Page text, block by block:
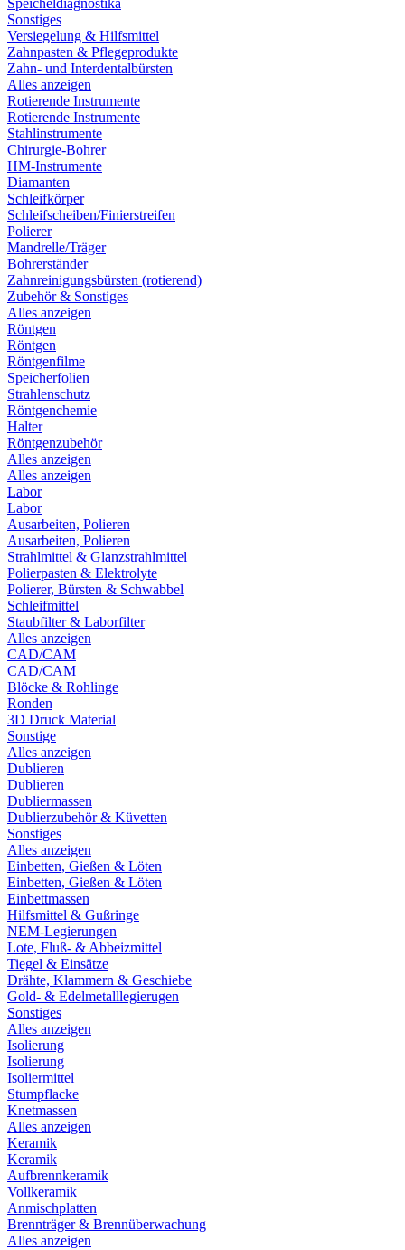
Speicheldiagnostika
Sonstiges
Versiegelung & Hilfsmittel
Zahnpasten & Pflegeprodukte
Zahn- und Interdentalbürsten
Alles anzeigen
Rotierende Instrumente
Rotierende Instrumente
Stahlinstrumente
Chirurgie-Bohrer
HM-Instrumente
Diamanten
Schleifkörper
Schleifscheiben/Finierstreifen
Polierer
Mandrelle/Träger
Bohrerständer
Zahnreinigungsbürsten (rotierend)
Zubehör & Sonstiges
Alles anzeigen
Röntgen
Röntgen
Röntgenfilme
Speicherfolien
Strahlenschutz
Röntgenchemie
Halter
Röntgenzubehör
Alles anzeigen
Alles anzeigen
Labor
Labor
Ausarbeiten, Polieren
Ausarbeiten, Polieren
Strahlmittel & Glanzstrahlmittel
Polierpasten & Elektrolyte
Polierer, Bürsten & Schwabbel
Schleifmittel
Staubfilter & Laborfilter
Alles anzeigen
CAD/CAM
CAD/CAM
Blöcke & Rohlinge
Ronden
3D Druck Material
Sonstige
Alles anzeigen
Dublieren
Dublieren
Dubliermassen
Dublierzubehör & Küvetten
Sonstiges
Alles anzeigen
Einbetten, Gießen & Löten
Einbetten, Gießen & Löten
Einbettmassen
Hilfsmittel & Gußringe
NEM-Legierungen
Lote, Fluß- & Abbeizmittel
Tiegel & Einsätze
Drähte, Klammern & Geschiebe
Gold- & Edelmetalllegierugen
Sonstiges
Alles anzeigen
Isolierung
Isolierung
Isoliermittel
Stumpflacke
Knetmassen
Alles anzeigen
Keramik
Keramik
Aufbrennkeramik
Vollkeramik
Anmischplatten
Brennträger & Brennüberwachung
Alles anzeigen